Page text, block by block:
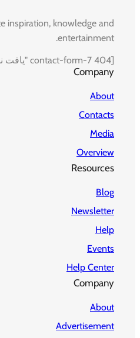
inspiration, knowledge and
entertainment.
[contact-form-7 404 "یافت نشد"]
Company
About
Contacts
Media
Overview
Resources
Blog
Newsletter
Help
Events
Help Center
Company
About
Advertisement